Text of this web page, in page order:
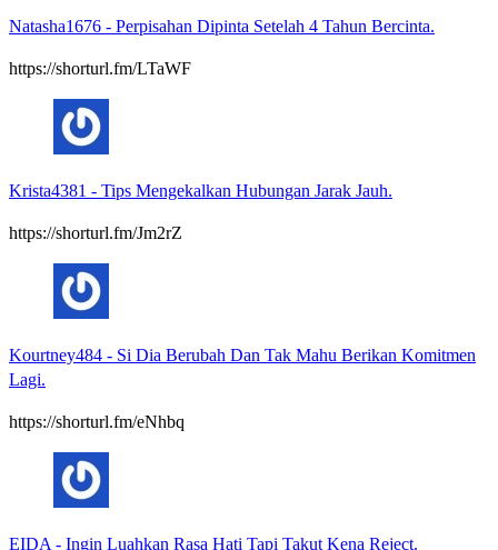
Natasha1676 - Perpisahan Dipinta Setelah 4 Tahun Bercinta.
https://shorturl.fm/LTaWF
Krista4381 - Tips Mengekalkan Hubungan Jarak Jauh.
https://shorturl.fm/Jm2rZ
Kourtney484 - Si Dia Berubah Dan Tak Mahu Berikan Komitmen
Lagi.
https://shorturl.fm/eNhbq
EIDA - Ingin Luahkan Rasa Hati Tapi Takut Kena Reject.